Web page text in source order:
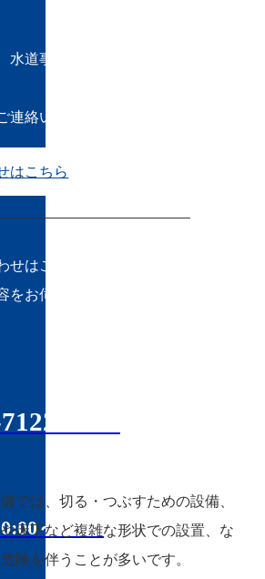
水道事業に関するお問い合
連絡いたします。
はこちら
せはこちら。
をお伺いし、迅速丁寧に対
3948
～18:00
では、切る・つぶすための設備、
床下など複雑な形状での設置、な
険を伴うことが多いです。